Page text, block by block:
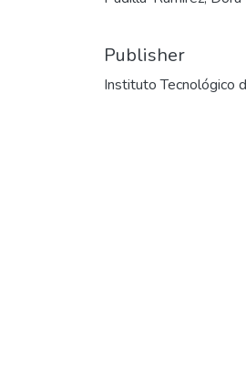
Publisher
Instituto Tecnológico